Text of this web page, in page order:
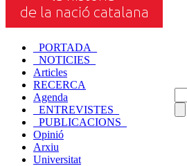
_PORTADA_
_NOTICIES_
Articles
RECERCA
Agenda
_ENTREVISTES_
_PUBLICACIONS_
Opinió
Arxiu
Universitat